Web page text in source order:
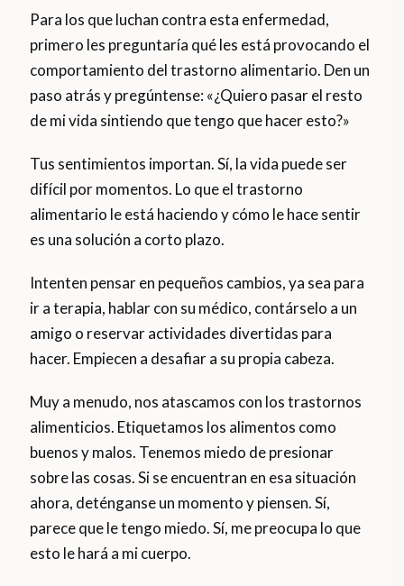
Para los que luchan contra esta enfermedad,
primero les preguntaría qué les está provocando el
comportamiento del trastorno alimentario. Den un
paso atrás y pregúntense: «¿Quiero pasar el resto
de mi vida sintiendo que tengo que hacer esto?»
Tus sentimientos importan. Sí, la vida puede ser
difícil por momentos. Lo que el trastorno
alimentario le está haciendo y cómo le hace sentir
es una solución a corto plazo.
Intenten pensar en pequeños cambios, ya sea para
ir a terapia, hablar con su médico, contárselo a un
amigo o reservar actividades divertidas para
hacer. Empiecen a desafiar a su propia cabeza.
Muy a menudo, nos atascamos con los trastornos
alimenticios. Etiquetamos los alimentos como
buenos y malos. Tenemos miedo de presionar
sobre las cosas. Si se encuentran en esa situación
ahora, deténganse un momento y piensen. Sí,
parece que le tengo miedo. Sí, me preocupa lo que
esto le hará a mi cuerpo.